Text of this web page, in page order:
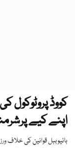
کووڈ پروٹوکول
اپنے کیے
بائیوببل قوانین کی